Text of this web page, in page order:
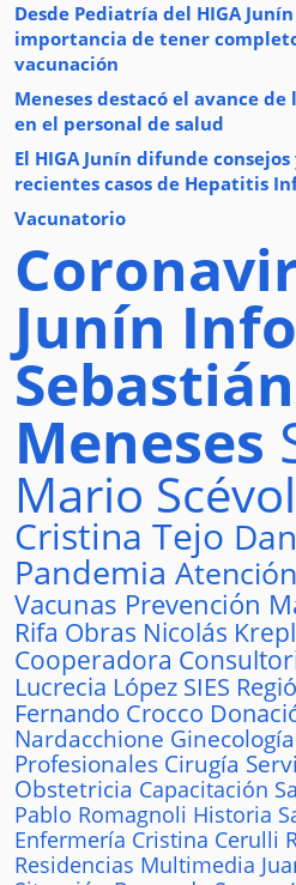
Desde Pediatría del HIGA
importancia de tener
vacunación
Meneses destacó el avance
en el personal de salud
El HIGA Junín difunde
recientes casos de Hepatitis
Vacunatorio
Junín
Sebastián
Meneses
Mario
Cristina Tejo
Pandemia Atención
Vacunas Prevención
Rifa Obras Nicolás
Cooperadora
Lucrecia López SIES
Fernando Crocco
Nardacchione Ginecología
Profesionales Cirugía
Obstetricia Capacitación
Pablo Romagnoli Historia
Enfermería Cristina Cerulli
Residencias Multimedia